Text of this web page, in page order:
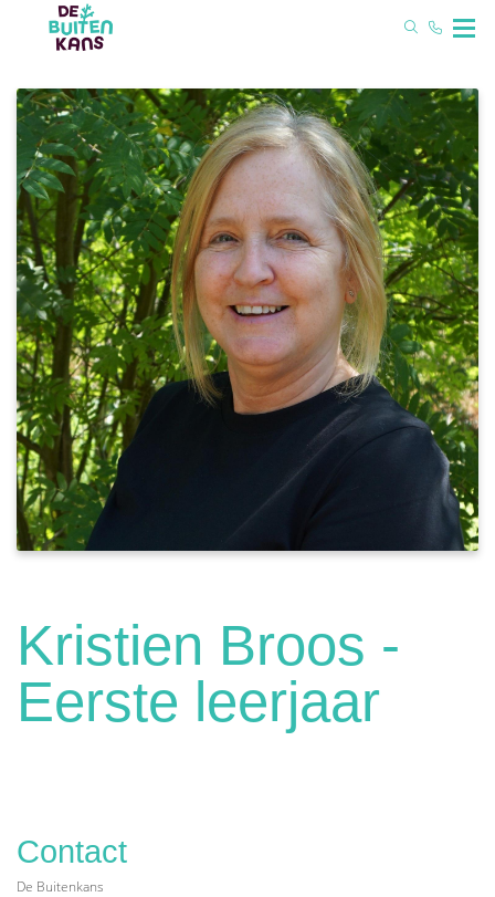
Kristien Broos -
Eerste leerjaar
Contact
De Buitenkans